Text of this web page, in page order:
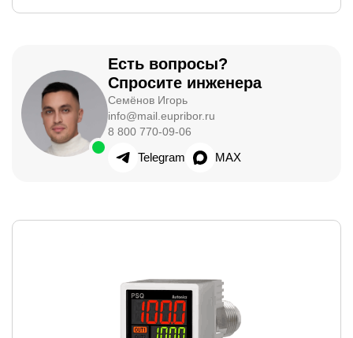
Есть вопросы?
Спросите инженера
Семёнов Игорь
info@mail.eupribor.ru
8 800 770-09-06
Telegram MAX